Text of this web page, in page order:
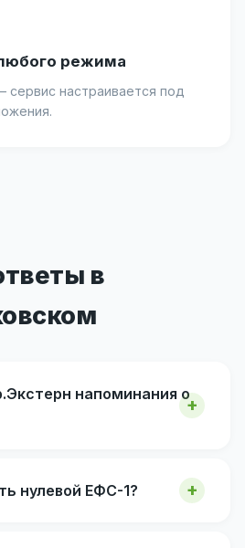
режима
настраивается под
в
напоминания о
нулевой ЕФС-1?